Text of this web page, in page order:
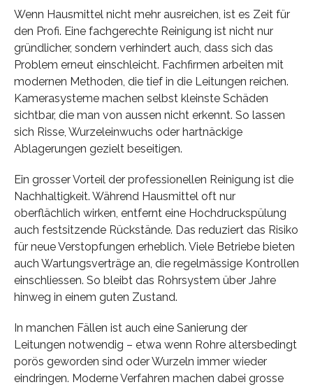
Wenn Hausmittel nicht mehr ausreichen, ist es Zeit für
den Profi. Eine fachgerechte Reinigung ist nicht nur
gründlicher, sondern verhindert auch, dass sich das
Problem erneut einschleicht. Fachfirmen arbeiten mit
modernen Methoden, die tief in die Leitungen reichen.
Kamerasysteme machen selbst kleinste Schäden
sichtbar, die man von aussen nicht erkennt. So lassen
sich Risse, Wurzeleinwuchs oder hartnäckige
Ablagerungen gezielt beseitigen.
Ein grosser Vorteil der professionellen Reinigung ist die
Nachhaltigkeit. Während Hausmittel oft nur
oberflächlich wirken, entfernt eine Hochdruckspülung
auch festsitzende Rückstände. Das reduziert das Risiko
für neue Verstopfungen erheblich. Viele Betriebe bieten
auch Wartungsverträge an, die regelmässige Kontrollen
einschliessen. So bleibt das Rohrsystem über Jahre
hinweg in einem guten Zustand.
In manchen Fällen ist auch eine Sanierung der
Leitungen notwendig – etwa wenn Rohre altersbedingt
porös geworden sind oder Wurzeln immer wieder
eindringen. Moderne Verfahren machen dabei grosse